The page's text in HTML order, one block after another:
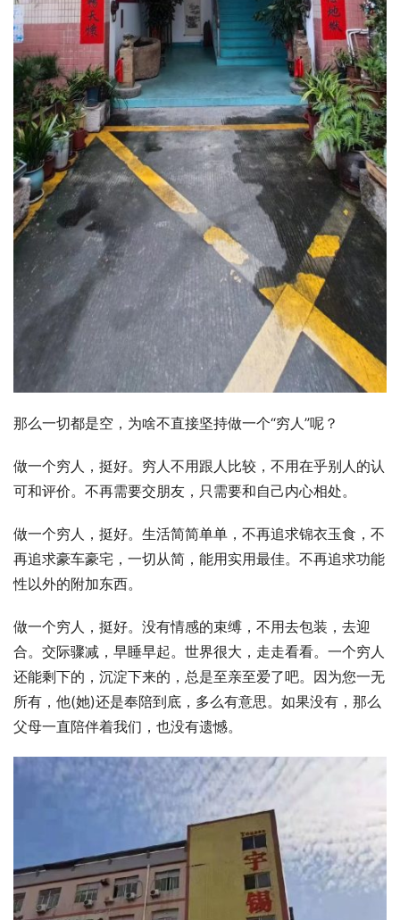
那么一切都是空，为啥不直接坚持做一个“穷人”呢？
做一个穷人，挺好。穷人不用跟人比较，不用在乎别人的认
可和评价。不再需要交朋友，只需要和自己内心相处。
做一个穷人，挺好。生活简简单单，不再追求锦衣玉食，不
再追求豪车豪宅，一切从简，能用实用最佳。不再追求功能
性以外的附加东西。
做一个穷人，挺好。没有情感的束缚，不用去包装，去迎
合。交际骤减，早睡早起。世界很大，走走看看。一个穷人
还能剩下的，沉淀下来的，总是至亲至爱了吧。因为您一无
所有，他(她)还是奉陪到底，多么有意思。如果没有，那么
父母一直陪伴着我们，也没有遗憾。